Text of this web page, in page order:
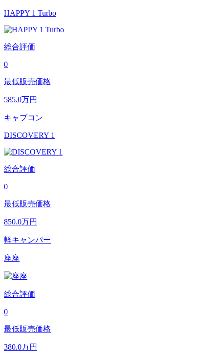
HAPPY 1 Turbo
総合評価
0
最低販売価格
585.0万円
キャブコン
DISCOVERY 1
総合評価
0
最低販売価格
850.0万円
軽キャンパー
座座
総合評価
0
最低販売価格
380.0万円